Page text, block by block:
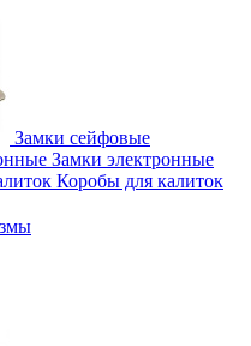
Замки сейфовые
Замки электронные
Коробы для калиток